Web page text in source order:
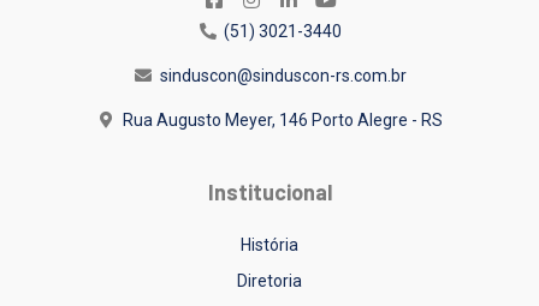
(51) 3021-3440
sinduscon@sinduscon-rs.com.br
Rua Augusto Meyer, 146 Porto Alegre - RS
Institucional
História
Diretoria